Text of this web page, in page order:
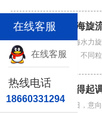
从…
15
2024-11
威海水力
场，不同
实现固体
你，其…
22
经得起
近日，意
在线客服
在线客服
热线电话
18660331294